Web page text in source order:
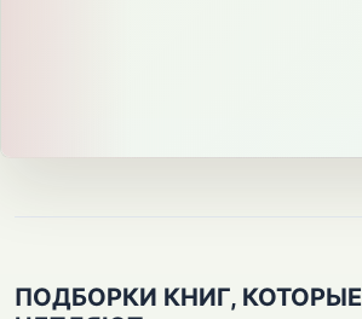
ПОДБОРКИ КНИГ, КОТОРЫЕ